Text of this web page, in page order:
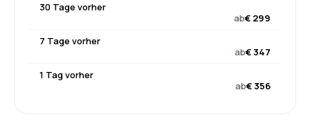
30 Tage vorher
ab€ 299
7 Tage vorher
ab€ 347
1 Tag vorher
ab€ 356